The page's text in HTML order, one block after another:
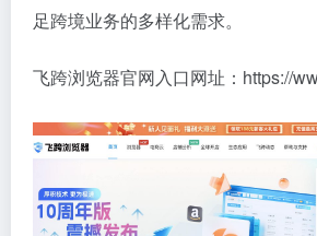
足跨境业务的多样化需求。
飞跨浏览器官网入口网址：https://